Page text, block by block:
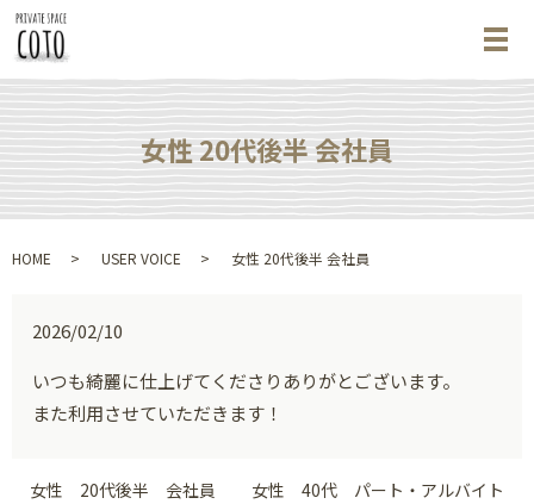
メ
女性 20代後半 会社員
HOME USER VOICE 女性 20代後半 会社員
2026/02/10
いつも綺麗に仕上げてくださりありがとございます。
また利用させていただきます！
女性 20代後半 会社員 女性 40代 パート・アルバイト